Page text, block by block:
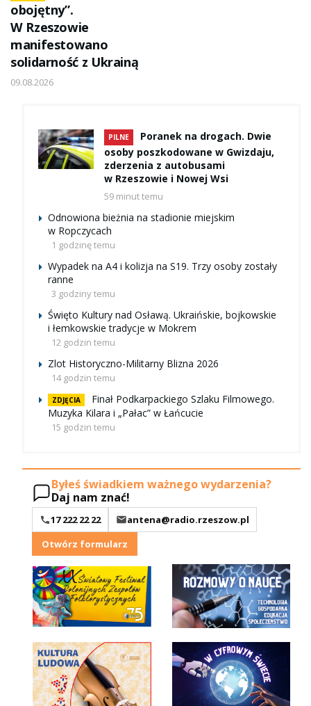
obojętny”.
W Rzeszowie
manifestowano
solidarność z Ukrainą
09.08.2026
PILNE
Poranek na drogach. Dwie
osoby poszkodowane w Gwizdaju,
zderzenia z autobusami
w Rzeszowie i Nowej Wsi
59 minut temu
Odnowiona bieżnia na stadionie miejskim
w Ropczycach
1 godzinę temu
Wypadek na A4 i kolizja na S19. Trzy osoby zostały
ranne
3 godziny temu
Święto Kultury nad Osławą. Ukraińskie, bojkowskie
i łemkowskie tradycje w Mokrem
12 godzin temu
Zlot Historyczno-Militarny Blizna 2026
14 godzin temu
ZDJĘCIA
Finał Podkarpackiego Szlaku Filmowego.
Muzyka Kilara i „Pałac” w Łańcucie
15 godzin temu
Byłeś świadkiem ważnego wydarzenia?
Daj nam znać!
17 222 22 22
antena@radio.rzeszow.pl
Otwórz formularz